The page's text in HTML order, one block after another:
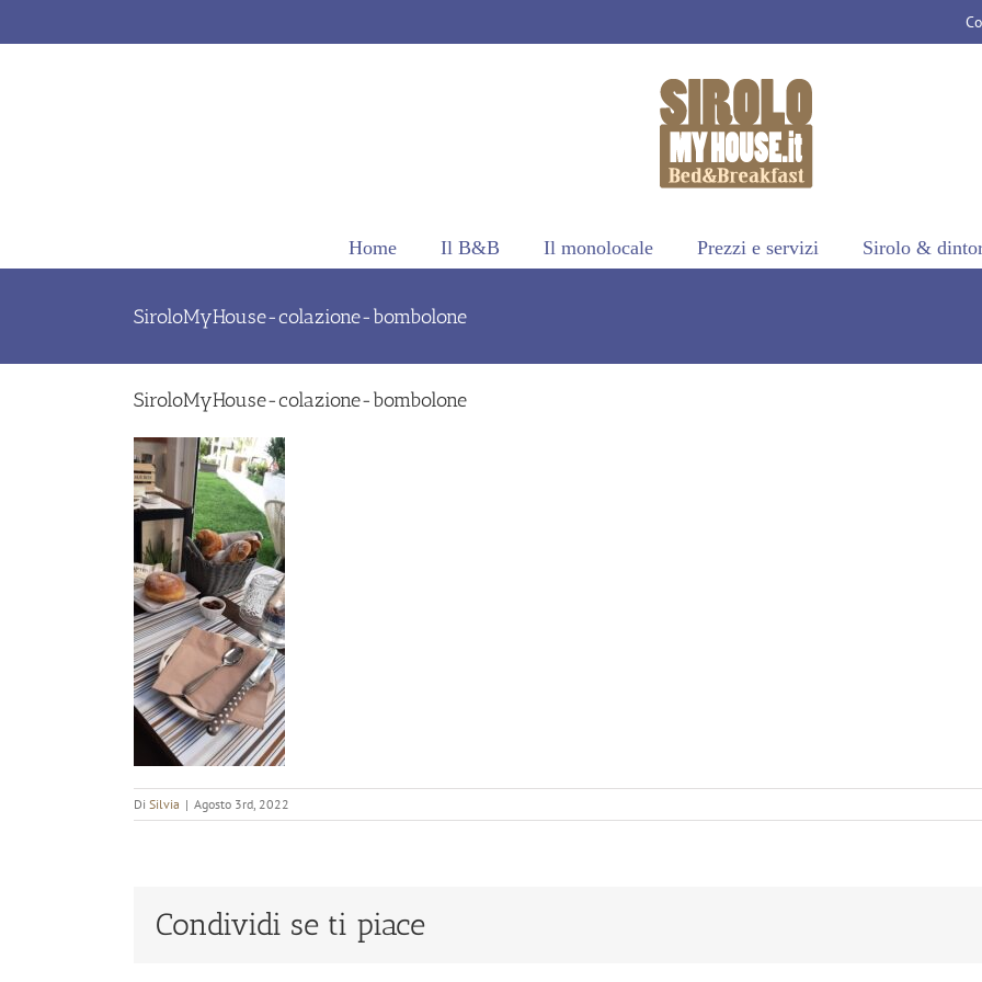
al
Home Il B&B Il monolocale Prezzi e servizi Sirolo &
SiroloMyHouse-colazione-bombolone
SiroloMyHouse-colazione-bombolone
Di Silvia | Agosto 3rd, 2022
Condividi se ti piace